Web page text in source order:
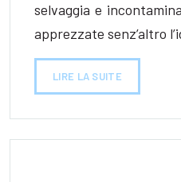
selvaggia e
apprezzate senz’altro
LIRE LA SUITE